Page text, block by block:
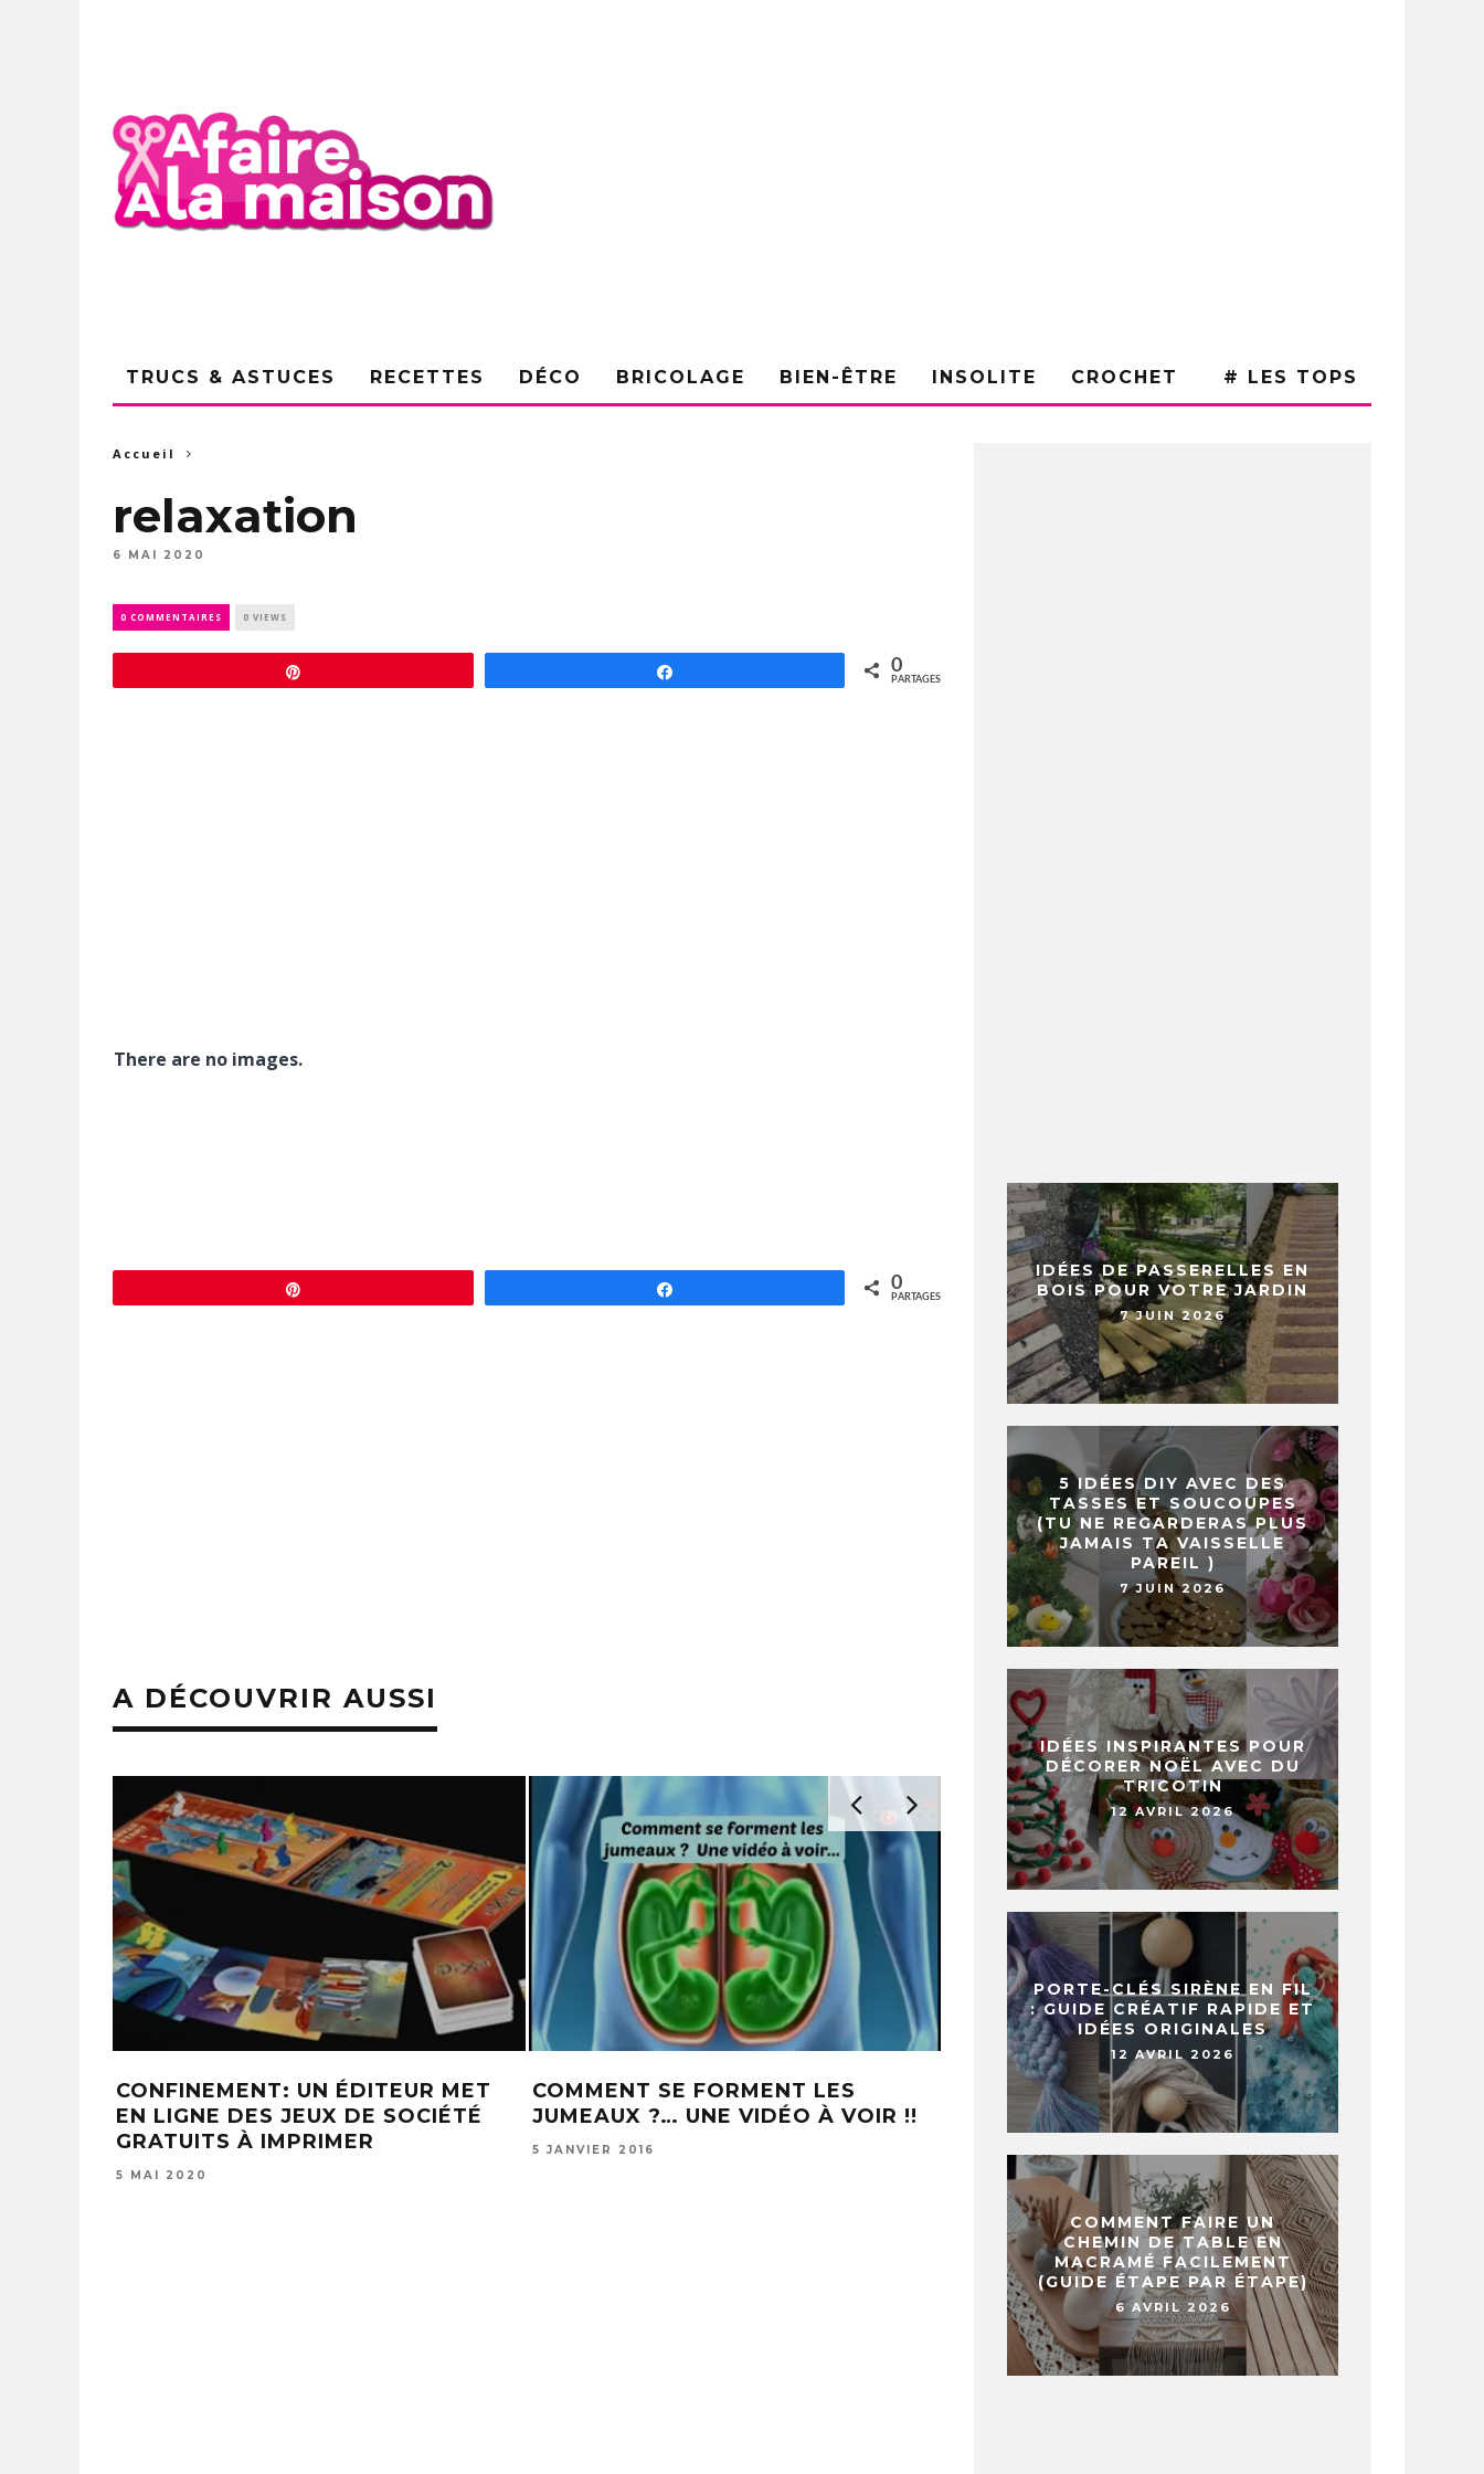
TRUCS & ASTUCES RECETTES DÉCO BRICOLAGE BIEN-ÊTRE INSOLITE CROCHET # LES TOPS
Accueil
relaxation
6 MAI 2020
0 COMMENTAIRES 0 VIEWS
0
PARTAGES
There are no images.
0
PARTAGES
A DÉCOUVRIR AUSSI
CONFINEMENT: UN ÉDITEUR MET
EN LIGNE DES JEUX DE SOCIÉTÉ
GRATUITS À IMPRIMER
5 MAI 2020
COMMENT SE FORMENT LES
JUMEAUX ?… UNE VIDÉO À VOIR !!
5 JANVIER 2016
VOICI 37 FAÇONS ASTUCIEUSES
POUR RANGER VOS CHAUSSURES !
IDÉES DE PASSERELLES EN
BOIS POUR VOTRE JARDIN
7 JUIN 2026
5 IDÉES DIY AVEC DES
TASSES ET SOUCOUPES
(TU NE REGARDERAS PLUS
JAMAIS TA VAISSELLE
PAREIL )
7 JUIN 2026
IDÉES INSPIRANTES POUR
DÉCORER NOËL AVEC DU
TRICOTIN
12 AVRIL 2026
PORTE-CLÉS SIRÈNE EN FIL
: GUIDE CRÉATIF RAPIDE ET
IDÉES ORIGINALES
12 AVRIL 2026
COMMENT FAIRE UN
CHEMIN DE TABLE EN
MACRAMÉ FACILEMENT
(GUIDE ÉTAPE PAR ÉTAPE)
6 AVRIL 2026